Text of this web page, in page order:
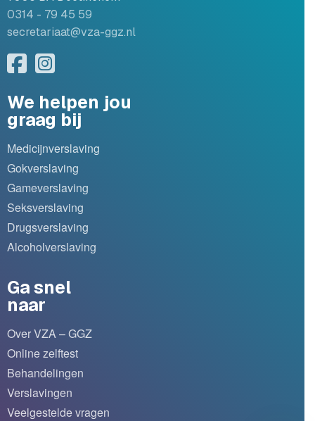
0314 - 79 45 59
secretariaat@vza-ggz.nl
We helpen jou
graag bij
Medicijnverslaving
Gokverslaving
Gameverslaving
Seksverslaving
Drugsverslaving
Alcoholverslaving
Ga snel
naar
Over VZA – GGZ
Online zelftest
Behandelingen
Verslavingen
Veelgestelde vragen